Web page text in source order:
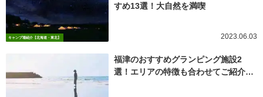
キャンプ場紹介【北海道・東北】
すめ13選！大自然を満喫
2023.06.03
福津のおすすめグランピング施設2
選！エリアの特徴も合わせてご紹介…